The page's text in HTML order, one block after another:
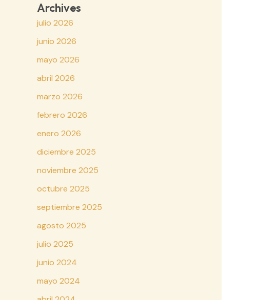
Archives
julio 2026
junio 2026
mayo 2026
abril 2026
marzo 2026
febrero 2026
enero 2026
diciembre 2025
noviembre 2025
octubre 2025
septiembre 2025
agosto 2025
julio 2025
junio 2024
mayo 2024